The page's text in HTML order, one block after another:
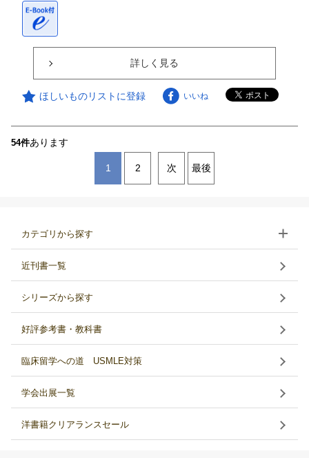
詳しく見る
ほしいものリストに登録 いいね
54件あります
1 2 次 最後
カテゴリから探す
近刊書一覧
シリーズから探す
好評参考書・教科書
臨床留学への道 USMLE対策
学会出展一覧
洋書籍クリアランスセール